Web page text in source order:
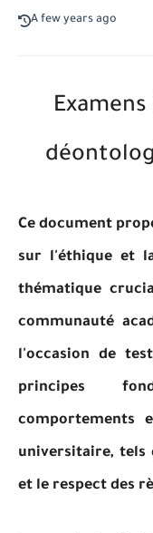
A few years ago
Ce document
sur l'éthique et
thématique
communauté
l'occasion de
principes
comportements
universitaire, tels
et le respect des